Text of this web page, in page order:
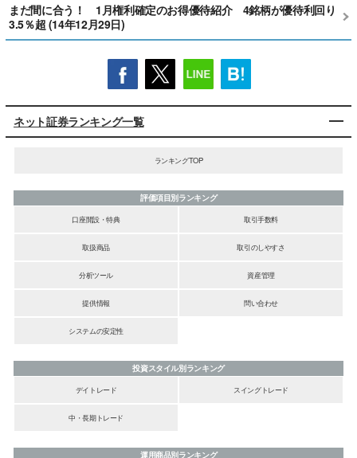
まだ間に合う！ 1月権利確定のお得優待紹介 4銘柄が優待利回り
3.5％超 (14年12月29日)
ネット証券ランキング一覧
ランキングTOP
評価項目別ランキング
口座開設・特典
取引手数料
取扱商品 取引のしやすさ
分析ツール 資産管理
提供情報 問い合わせ
システムの安定性
投資スタイル別ランキング
デイトレード
スイングトレード
中・長期トレード
運用商品別ランキング